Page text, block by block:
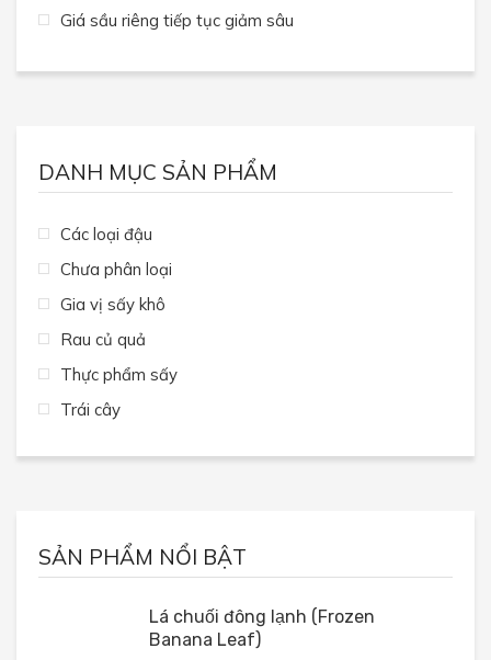
Giá sầu riêng tiếp tục giảm sâu
DANH MỤC SẢN PHẨM
Các loại đậu
Chưa phân loại
Gia vị sấy khô
Rau củ quả
Thực phẩm sấy
Trái cây
SẢN PHẨM NỔI BẬT
Lá chuối đông lạnh (Frozen
Banana Leaf)